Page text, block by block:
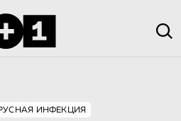
ИНФЕКЦИЯ